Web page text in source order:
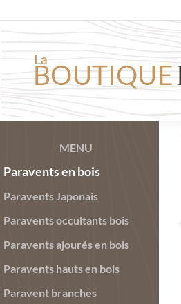
MENU
Paravents en bois
Paravents Japonais
Paravents occultants bois
Paravents ajourés en bois
Paravents hauts en bois
Paravent branches